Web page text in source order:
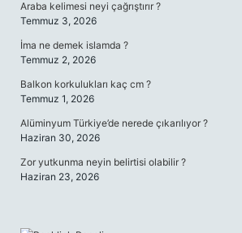
Araba kelimesi neyi çağrıştırır ?
Temmuz 3, 2026
İma ne demek islamda ?
Temmuz 2, 2026
Balkon korkulukları kaç cm ?
Temmuz 1, 2026
Alüminyum Türkiye’de nerede çıkarılıyor ?
Haziran 30, 2026
Zor yutkunma neyin belirtisi olabilir ?
Haziran 23, 2026